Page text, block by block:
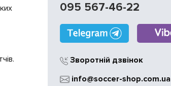
095 567-46-22
Зворотній дзвінок
info@soccer-shop.com.ua